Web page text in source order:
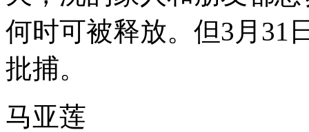
何时可被释放。但3月31
批捕。
马亚莲